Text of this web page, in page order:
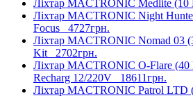
Ліхтар MACTRONIC Medlite
Ліхтар MACTRONIC Night
Focus 4727грн.
Ліхтар MACTRONIC Nomad 03
Kit 2702грн.
Ліхтар MACTRONIC O-Flare (40
Recharg 12/220V 18611грн.
Ліхтар MACTRONIC Patrol LTD